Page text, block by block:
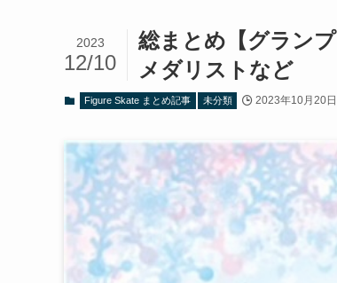
総まとめ【グラン
メダリストなど
2023
12/10
Figure Skate まとめ記事 未分類 2023年10月20日